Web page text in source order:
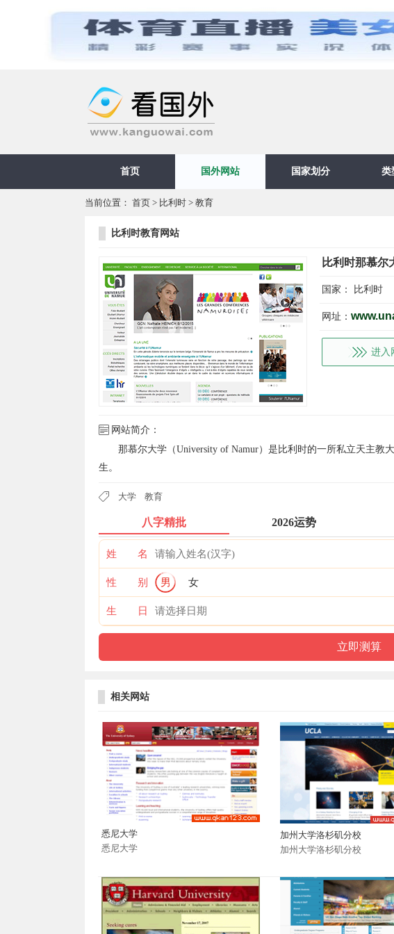
首页 国外网站 国家划分 类
当前位置： 首页 > 比利时 > 教育
比利时教育网站
比利时那慕尔
国家： 比利时
网址：
进入
网站简介：
那慕尔大学（University of Namur）是比利时的一所私立天主教
生。
大学 教育
八字精批 2026运势
姓 名
性 别 男 女
生 日
相关网站
悉尼大学
悉尼大学
加州大学洛杉矶分校
加州大学洛杉矶分校